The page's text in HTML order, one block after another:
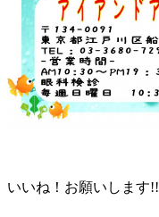
いいね！お願いします!!